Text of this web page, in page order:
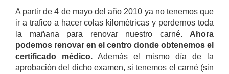
A partir de 4 de mayo del año 2010 ya no tenemos que
ir a trafico a hacer colas kilométricas y perdernos toda
la mañana para renovar nuestro carné. Ahora
podemos renovar en el centro donde obtenemos el
certificado médico. Además el mismo día de la
aprobación del dicho examen, si tenemos el carné (sin